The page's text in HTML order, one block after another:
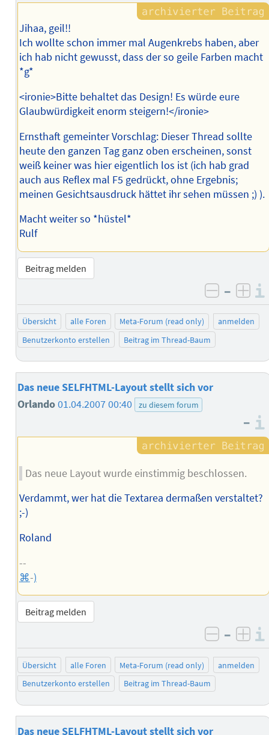
Jihaa, geil!!
Ich wollte schon immer mal Augenkrebs haben, aber
ich hab nicht gewusst, dass der so geile Farben macht
*g*
<ironie>Bitte behaltet das Design! Es würde eure
Glaubwürdigkeit enorm steigern!</ironie>
Ernsthaft gemeinter Vorschlag: Dieser Thread sollte
heute den ganzen Tag ganz oben erscheinen, sonst
weiß keiner was hier eigentlich los ist (ich hab grad
auch aus Reflex mal F5 gedrückt, ohne Ergebnis;
meinen Gesichtsausdruck hättet ihr sehen müssen ;) ).
Macht weiter so *hüstel*
Rulf
Beitrag melden
negativ
–
Übersicht alle Foren Meta-Forum (read only)
anmelden
Benutzerkonto erstellen
Beitrag im Thread-Baum
Das neue SELFHTML-Layout stellt sich vor
Orlando01.04.2007 00:40 zu diesem forum
–
Das neue Layout wurde einstimmig beschlossen.
Verdammt, wer hat die Textarea dermaßen verstaltet?
;-)
Roland
--
⌘-)
Beitrag melden
negativ
–
Übersicht alle Foren Meta-Forum (read only)
anmelden
Benutzerkonto erstellen
Beitrag im Thread-Baum
Das neue SELFHTML-Layout stellt sich vor